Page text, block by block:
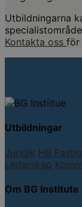
Utbildningarna
Kontakta oss för
Utbildningar
Juridik HR
Ledarskap
Om BG Institute